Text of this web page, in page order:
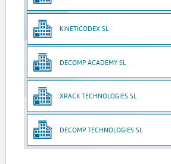
KINETICODEX SL
DECOMP ACADEMY SL
XRACK TECHNOLOGIES SL
DECOMP TECHNOLOGIES SL